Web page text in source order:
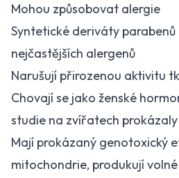
Mohou způsobovat alergie
Syntetické deriváty
nejčastějších alergenů
Narušují přirozenou aktivitu
Chovají se jako ženské
studie na zvířatech
Mají prokázaný genotoxický
mitochondrie, produkují